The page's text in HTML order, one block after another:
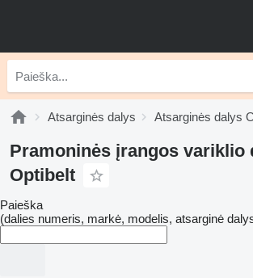
Atsarginės dalys Atsarginės dalys
Pramoninės įrangos variklio
Optibelt
Paieška
(dalies numeris, markė, modelis, atsarginė